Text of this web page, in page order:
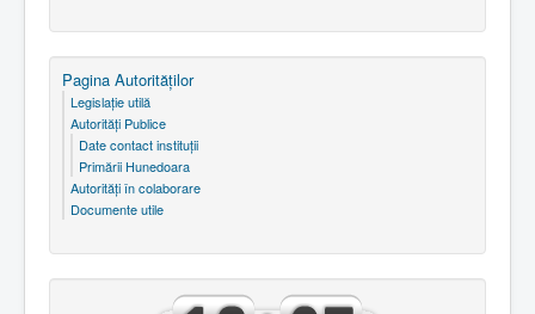
Pagina Autorităţilor
Legislaţie utilă
Autorităţi Publice
Date contact instituţii
Primării Hunedoara
Autorităţi în colaborare
Documente utile